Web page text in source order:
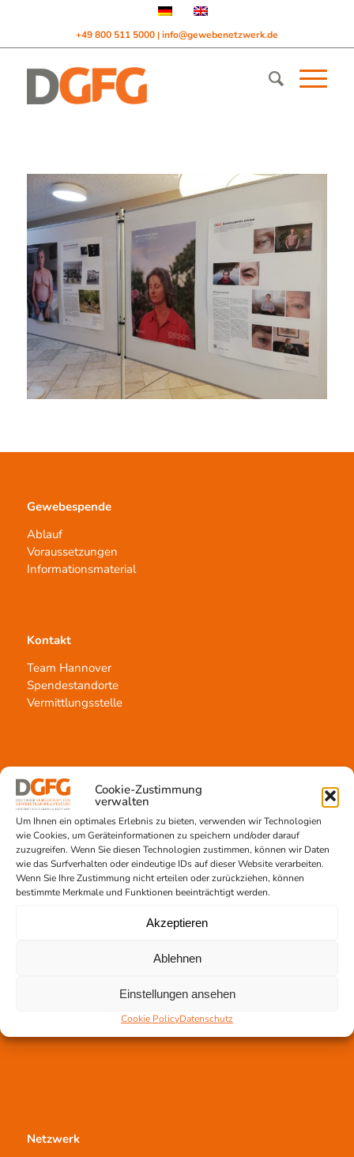
Cookie-Zustimmung
verwalten
Um Ihnen ein optimales Erlebnis zu bieten, verwenden wir Technologien
wie Cookies, um Geräteinformationen zu speichern und/oder darauf
zuzugreifen. Wenn Sie diesen Technologien zustimmen, können wir Daten
wie das Surfverhalten oder eindeutige IDs auf dieser Website verarbeiten.
Wenn Sie Ihre Zustimmung nicht erteilen oder zurückziehen, können
bestimmte Merkmale und Funktionen beeinträchtigt werden.
Akzeptieren
Ablehnen
Einstellungen ansehen
Cookie PolicyDatenschutz
+49 800 511 5000 | info@gewebenetzwerk.de
Gewebespende
Ablauf
Voraussetzungen
Informationsmaterial
Kontakt
Team Hannover
Spendestandorte
Vermittlungsstelle
Gewebetransplantation
Gewebeprozessierung
Transplantatvermittlung
Transplantat bestellen
Aufklärungsarbeit
Newsletter abonnieren
Netzwerk